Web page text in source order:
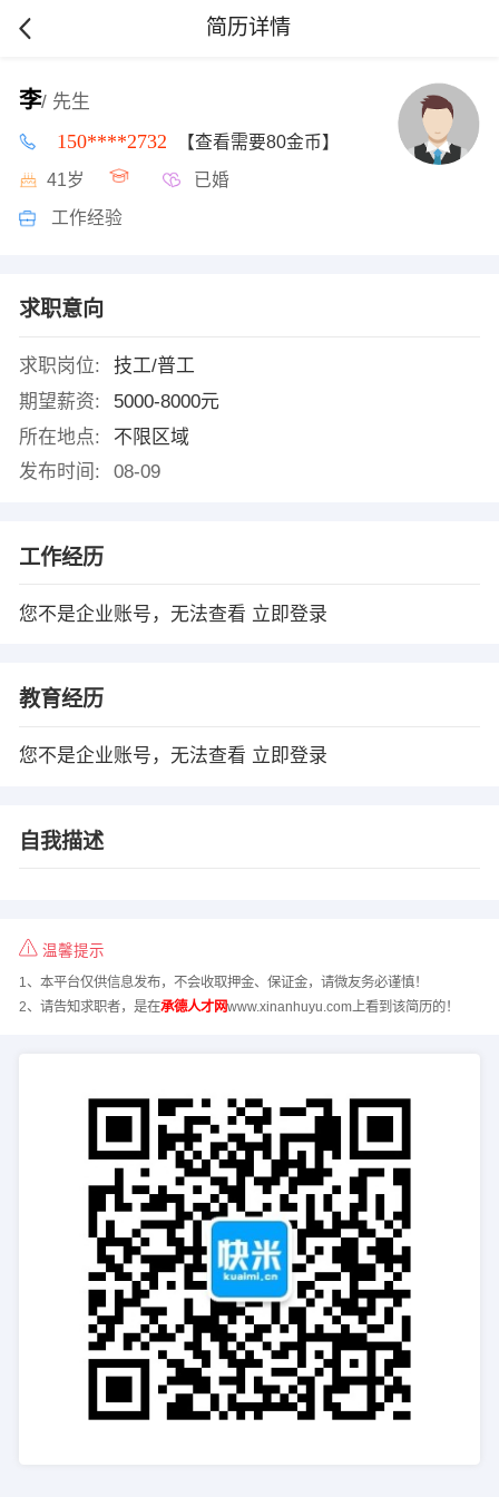
简历详情
李/ 先生
150****2732 【查看需要80金币】
41岁 已婚
工作经验
求职意向
求职岗位:
技工/普工
期望薪资:
5000-8000元
所在地点:
不限区域
发布时间:
08-09
工作经历
您不是企业账号，无法查看 立即登录
教育经历
您不是企业账号，无法查看 立即登录
自我描述
温馨提示
1、本平台仅供信息发布，不会收取押金、保证金，请微友务必谨慎！
2、请告知求职者，是在承德人才网www.xinanhuyu.com上看到该简历的！